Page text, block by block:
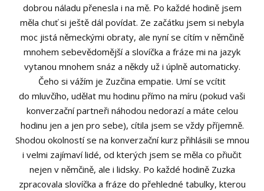
dobrou náladu přenesla i na mě. Po každé hodině jsem
měla chuť si ještě dál povídat. Ze začátku jsem si nebyla
moc jistá německými obraty, ale nyní se cítím v němčině
mnohem sebevědomější a slovíčka a fráze mi na jazyk
vytanou mnohem snáz a někdy už i úplně automaticky.
Čeho si vážím je Zuzčina empatie. Umí se vcítit
do mluvčího, udělat mu hodinu přímo na míru (pokud vaši
konverzační partneři náhodou nedorazí a máte celou
hodinu jen a jen pro sebe), cítila jsem se vždy příjemně.
Shodou okolností se na konverzační kurz přihlásili se mnou
i velmi zajímaví lidé, od kterých jsem se měla co přiučit
nejen v němčině, ale i lidsky. Po každé hodině Zuzka
zpracovala slovíčka a fráze do přehledné tabulky, kterou